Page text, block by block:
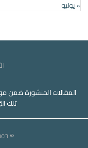
« يوليو
المقالات المنشورة ضمن
تلك
© 2003 - 2021